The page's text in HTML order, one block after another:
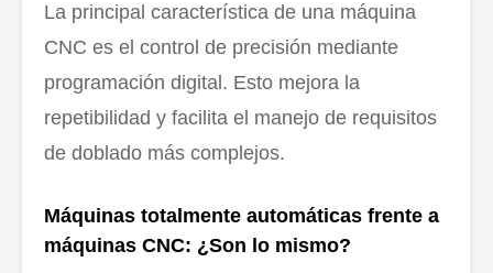
La principal característica de una máquina
CNC es el control de precisión mediante
programación digital. Esto mejora la
repetibilidad y facilita el manejo de requisitos
de doblado más complejos.
Máquinas totalmente automáticas frente a
máquinas CNC: ¿Son lo mismo?